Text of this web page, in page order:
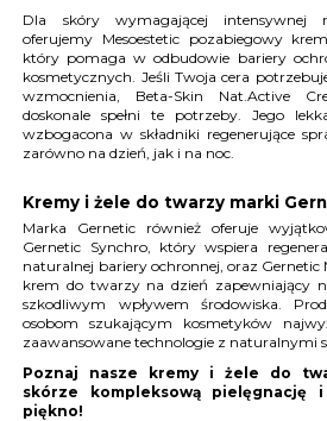
Dla skóry wymagającej intensywnej
oferujemy Mesoestetic pozabiegowy
który pomaga w odbudowie bariery
kosmetycznych. Jeśli Twoja cera
wzmocnienia, Beta-Skin Nat.Active
doskonale spełni te potrzeby. Jego
wzbogacona w składniki regenerujące
zarówno na dzień, jak i na noc.
Kremy i żele do twarzy marki
Marka Gernetic również oferuje
Gernetic Synchro, który wspiera
naturalnej bariery ochronnej, oraz Gernetic
krem do twarzy na dzień zapewniający
szkodliwym wpływem środowiska.
osobom szukającym kosmetyków
zaawansowane technologie z naturalnymi
Poznaj nasze kremy i żele do
skórze kompleksową
piękno!